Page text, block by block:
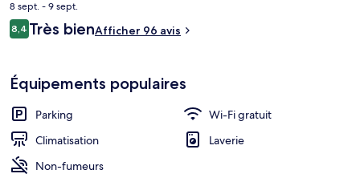
actuel
est
de
8 sept. - 9 sept.
Avis
voyageurs
8,48,4 sur 10
Très bienAfficher 96 avis
Équipements populaires
Parking
Wi-Fi gratuit
Climatisation
Laverie
Non-fumeurs